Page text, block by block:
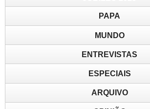
PAPA
MUNDO
ENTREVISTAS
ESPECIAIS
ARQUIVO